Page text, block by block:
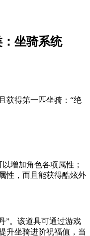
坐骑系统
获得第一匹坐骑：“绝
增加角色各项属性；
性，而且能获得酷炫外
”。该道具可通过游戏
升坐骑进阶祝福值，当